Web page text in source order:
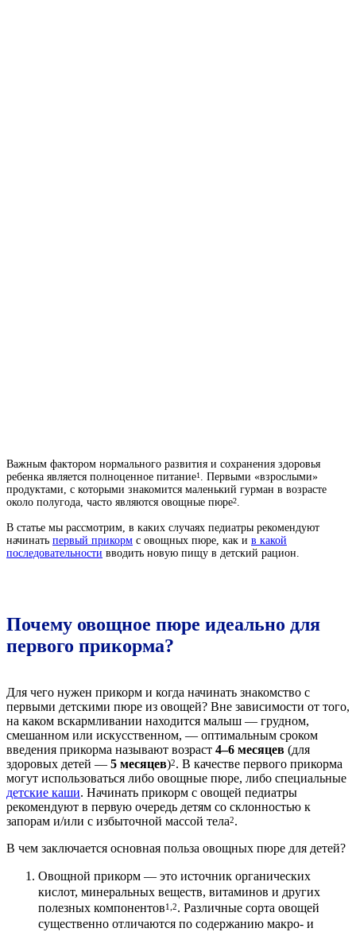
Важным фактором нормального развития и сохранения здоровья
ребенка является полноценное питание1. Первыми «взрослыми»
продуктами, с которыми знакомится маленький гурман в возрасте
около полугода, часто являются овощные пюре2.
В статье мы рассмотрим, в каких случаях педиатры рекомендуют
начинать первый прикорм с овощных пюре, как и в какой
последовательности вводить новую пищу в детский рацион.
Почему овощное пюре идеально для
первого прикорма?
Для чего нужен прикорм и когда начинать знакомство с
первыми детскими пюре из овощей? Вне зависимости от того,
на каком вскармливании находится малыш — грудном,
смешанном или искусственном, — оптимальным сроком
введения прикорма называют возраст 4–6 месяцев (для
здоровых детей — 5 месяцев)2. В качестве первого прикорма
могут использоваться либо овощные пюре, либо специальные
детские каши. Начинать прикорм с овощей педиатры
рекомендуют в первую очередь детям со склонностью к
запорам и/или с избыточной массой тела2.
В чем заключается основная польза овощных пюре для детей?
Овощной прикорм — это источник органических
кислот, минеральных веществ, витаминов и других
полезных компонентов1,2. Различные сорта овощей
существенно отличаются по содержанию макро- и